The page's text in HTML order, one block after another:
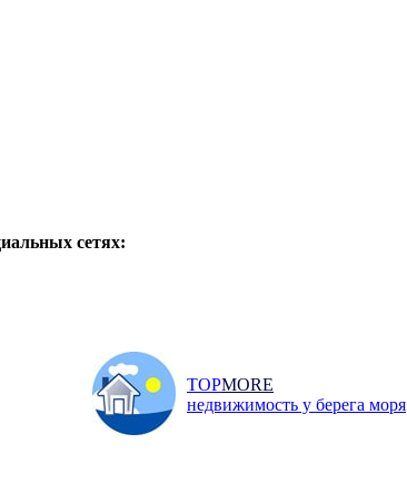
сетях:
TOPMORE
недвижимость у берега моря